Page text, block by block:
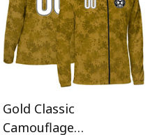
Gold Classic
Camouflage